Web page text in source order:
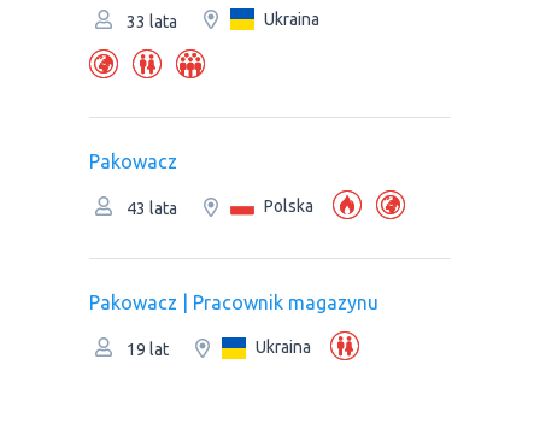
33 lata Ukraina
Pakowacz
43 lata Polska
Pakowacz | Рracownik magazynu
19 lat Ukraina